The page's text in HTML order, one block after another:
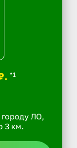
*1
ЛО,
3 км.